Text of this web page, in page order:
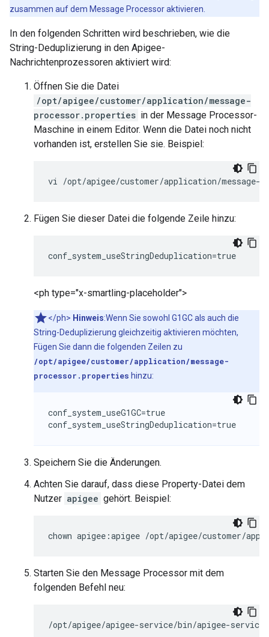
zusammen auf dem Message Processor aktivieren.
In den folgenden Schritten wird beschrieben, wie die
String-Deduplizierung in den Apigee-
Nachrichtenprozessoren aktiviert wird:
Öffnen Sie die Datei
/opt/apigee/customer/application/message-
processor.properties in der Message Processor-
Maschine in einem Editor. Wenn die Datei noch nicht
vorhanden ist, erstellen Sie sie. Beispiel:
vi /opt/apigee/customer/application/message-
Fügen Sie dieser Datei die folgende Zeile hinzu:
conf_system_useStringDeduplication=true
<ph type="x-smartling-placeholder">
</ph> Hinweis:Wenn Sie sowohl G1GC als auch die
String-Deduplizierung gleichzeitig aktivieren möchten,
Fügen Sie dann die folgenden Zeilen zu
/opt/apigee/customer/application/message-
processor.properties hinzu:
conf_system_useG1GC=true
conf_system_useStringDeduplication=true
Speichern Sie die Änderungen.
Achten Sie darauf, dass diese Property-Datei dem
Nutzer apigee gehört. Beispiel:
chown apigee:apigee /opt/apigee/customer/
Starten Sie den Message Processor mit dem
folgenden Befehl neu:
/opt/apigee/apigee-service/bin/apigee-service